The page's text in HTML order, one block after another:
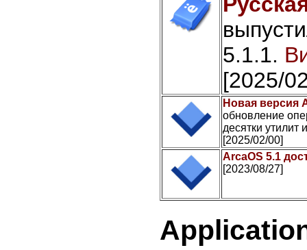
5.1.1.
[2025/
Новая версия
обновление
десятки утилит
[2025/02/00]
ArcaOS 5.1
[2023/08/27]